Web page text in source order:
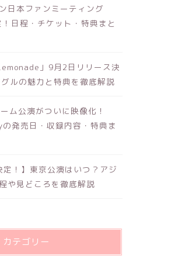
日本ファンミーティング
日程・チケット・特典まと
」9月2日リリース決
ルの魅力と特典を徹底解説
ム公演がついに映像化！
発売日・収録内容・特典ま
定！】東京公演はいつ？アジ
や見どころを徹底解説
カテゴリー